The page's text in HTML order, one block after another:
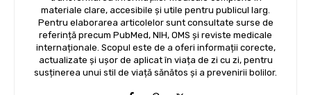
materiale clare, accesibile și utile pentru publicul larg.
Pentru elaborarea articolelor sunt consultate surse de
referință precum PubMed, NIH, OMS și reviste medicale
internaționale. Scopul este de a oferi informații corecte,
actualizate și ușor de aplicat în viața de zi cu zi, pentru
susținerea unui stil de viață sănătos și a prevenirii bolilor.